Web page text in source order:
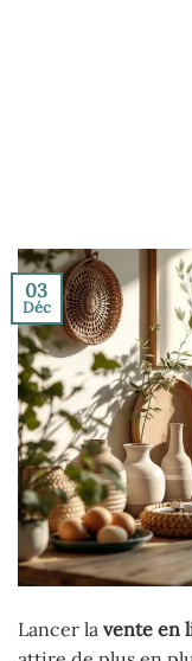
03
Déc
Lancer la vente en